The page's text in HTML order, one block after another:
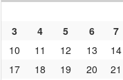
3
4 5 6 7
10
11 12 13 14
17
18 19 20 21